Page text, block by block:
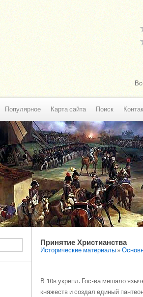
Популярное Карта сайта Поиск
Принятие Христианства
Исторические материалы »
В 10в укрепл. Гос-ва мешало
княжеств и создал единый